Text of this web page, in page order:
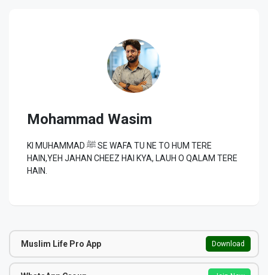
Mohammad Wasim
KI MUHAMMAD ﷺ SE WAFA TU NE TO HUM TERE
HAIN,YEH JAHAN CHEEZ HAI KYA, LAUH O QALAM TERE
HAIN.
Muslim Life Pro App Download